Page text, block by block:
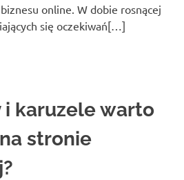
online. W dobie rosnącej
się oczekiwań[…]
i karuzele warto
stronie